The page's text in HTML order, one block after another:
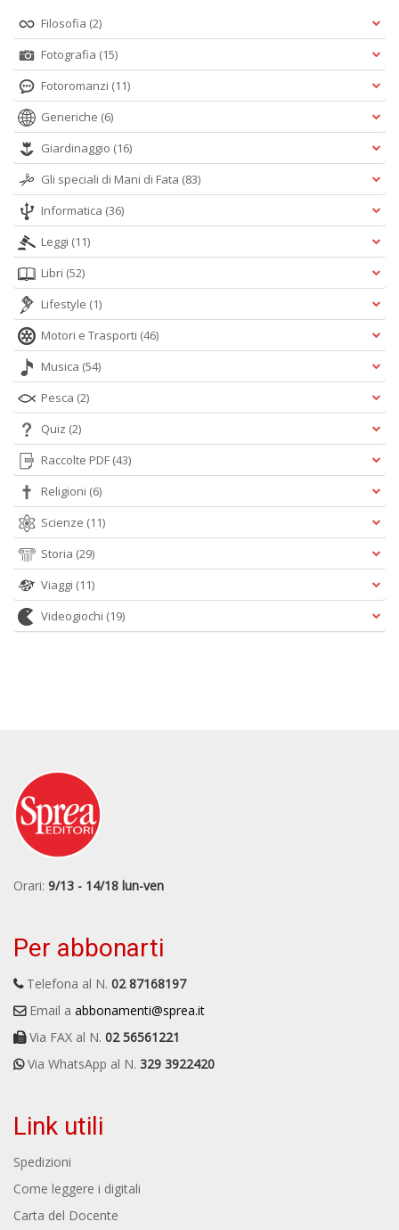
Filosofia (2)
Fotografia (15)
Fotoromanzi (11)
Generiche (6)
Giardinaggio (16)
Gli speciali di Mani di Fata (83)
Informatica (36)
Leggi (11)
Libri (52)
Lifestyle (1)
Motori e Trasporti (46)
Musica (54)
Pesca (2)
Quiz (2)
Raccolte PDF (43)
Religioni (6)
Scienze (11)
Storia (29)
Viaggi (11)
Videogiochi (19)
Orari: 9/13 - 14/18 lun-ven
Per abbonarti
Telefona al N. 02 87168197
Email a abbonamenti@sprea.it
Via FAX al N. 02 56561221
Via WhatsApp al N. 329 3922420
Link utili
Spedizioni
Come leggere i digitali
Carta del Docente